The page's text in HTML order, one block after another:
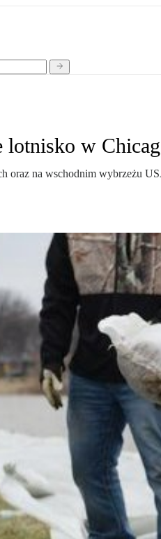
lotnisko w
oraz na wschodnim wybrzeżu